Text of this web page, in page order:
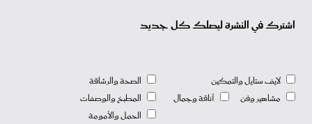
اشترك في النشرة ليصلك كل جديد
لايف ستايل والتمكين
مشاهير وفن
أناقة وجمال
الصحة والرشاقة
المطبخ والوصفات
الحمل والأمومة